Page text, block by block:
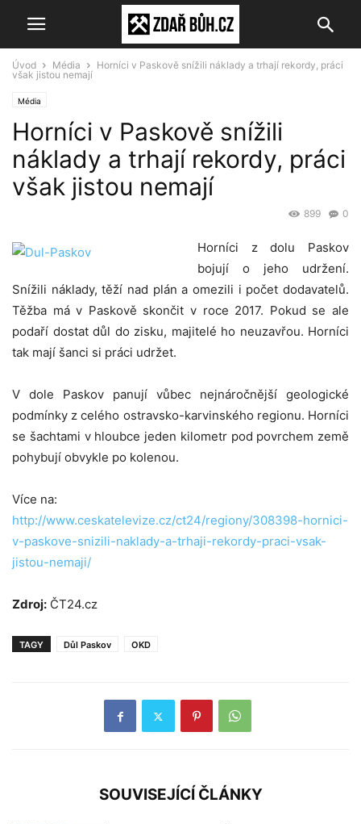
Úvod Média
Horníci v Paskově snížili náklady a trhají rekordy, práci
však jistou nemají
Média
Horníci v Paskově snížili
náklady a trhají rekordy, práci
však jistou nemají
0
899
Horníci z dolu Paskov
bojují o jeho udržení.
Snížili náklady, těží nad plán a omezili i počet dodavatelů.
Těžba má v Paskově skončit v roce 2017. Pokud se ale
podaří dostat důl do zisku, majitelé ho neuzavřou. Horníci
tak mají šanci si práci udržet.
V dole Paskov panují vůbec nejnáročnější geologické
podmínky z celého ostravsko-karvinského regionu. Horníci
se šachtami v hloubce jeden kilometr pod povrchem země
pohybují obvykle po kolenou.
Více na:
http://www.ceskatelevize.cz/ct24/regiony/308398-hornici-
v-paskove-snizili-naklady-a-trhaji-rekordy-praci-vsak-
jistou-nemaji/
Zdroj: ČT24.cz
TAGY Důl Paskov OKD
SOUVISEJÍCÍ ČLÁNKY